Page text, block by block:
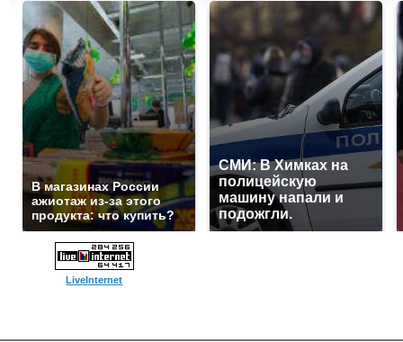
В магазинах России
ажиотаж из-за этого
продукта: что купить?
СМИ: В Химках на
полицейскую
машину напали и
подожгли.
LiveInternet